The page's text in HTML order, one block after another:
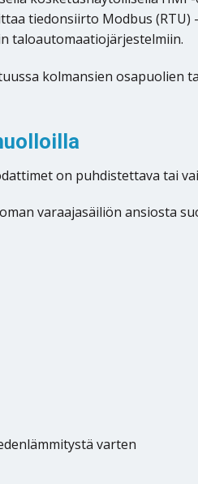
tiedonsiirto Modbus (RTU)
taloautomaatiojärjestelmiin.
kolmansien osapuolien
on puhdistettava tai
varaajasäiliön ansiosta
varten